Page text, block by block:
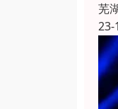
芜
23-